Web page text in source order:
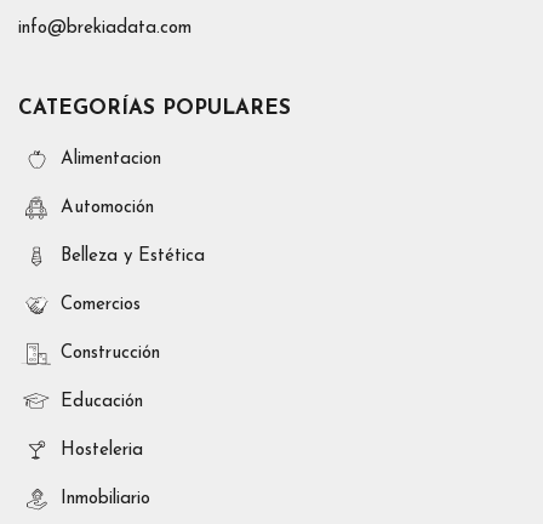
info@brekiadata.com
CATEGORÍAS POPULARES
Alimentacion
Automoción
Belleza y Estética
Comercios
Construcción
Educación
Hosteleria
Inmobiliario